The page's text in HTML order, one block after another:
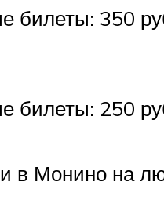
билеты: 350
билеты: 250
в Монино на